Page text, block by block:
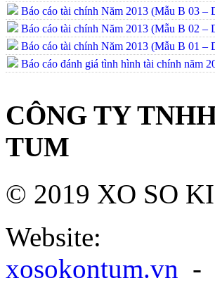
Báo cáo tài chính Năm 2013 (Mẫu B 03 –
Báo cáo tài chính Năm 2013 (Mẫu B 02 –
Báo cáo tài chính Năm 2013 (Mẫu B 01 –
Báo cáo đánh giá tình hình tài chính năm
CÔNG TY
TUM
© 2019 XO SO
Website:
xosokontum.vn -